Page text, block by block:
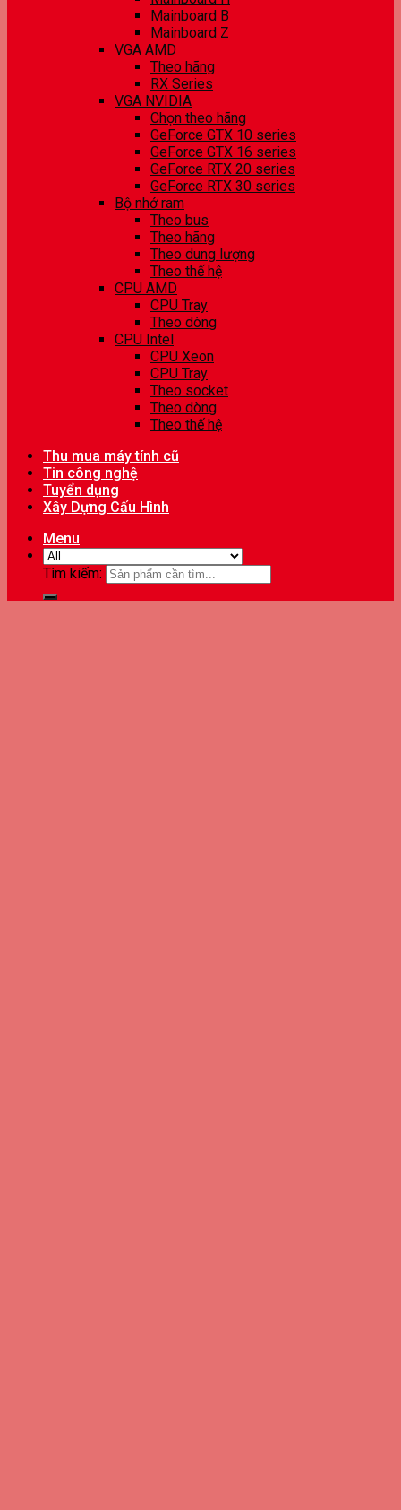
Mainboard B
Mainboard Z
VGA AMD
Theo hãng
RX Series
VGA NVIDIA
Chọn theo hãng
GeForce GTX 10 series
GeForce GTX 16 series
GeForce RTX 20 series
GeForce RTX 30 series
Bộ nhớ ram
Theo bus
Theo hãng
Theo dung lượng
Theo thế hệ
CPU AMD
CPU Tray
Theo dòng
CPU Intel
CPU Xeon
CPU Tray
Theo socket
Theo dòng
Theo thế hệ
Thu mua máy tính cũ
Tin công nghệ
Tuyển dụng
Xây Dựng Cấu Hình
Menu
Tìm kiếm: